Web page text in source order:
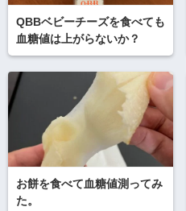
QBBベビーチーズを食べても
血糖値は上がらないか？
お餅を食べて血糖値測ってみ
た。